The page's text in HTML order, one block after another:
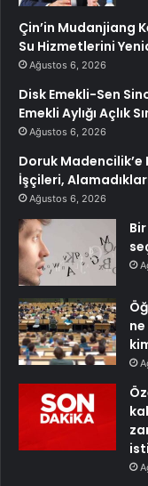
Çin’in Mudanjiang
Su Hizmetlerini
Ağustos 6, 2026
Disk Emekli-Sen
Emekli Aylığı Açlık
Ağustos 6, 2026
Doruk Madencilik’e
İşçileri,
Ağustos 6, 2026